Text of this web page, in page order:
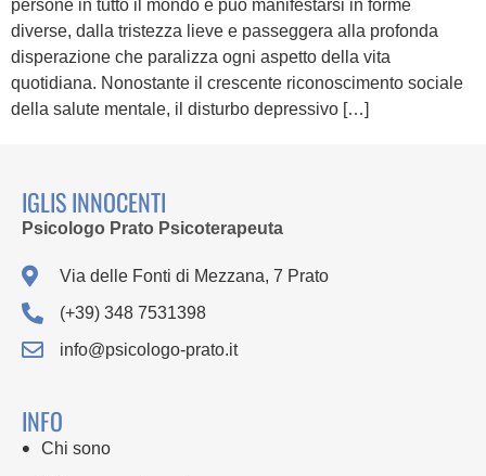
persone in tutto il mondo e può manifestarsi in forme
diverse, dalla tristezza lieve e passeggera alla profonda
disperazione che paralizza ogni aspetto della vita
quotidiana. Nonostante il crescente riconoscimento sociale
della salute mentale, il disturbo depressivo […]
IGLIS INNOCENTI
Psicologo Prato Psicoterapeuta
Via delle Fonti di Mezzana, 7 Prato
(+39) 348 7531398
info@psicologo-prato.it
INFO
Chi sono